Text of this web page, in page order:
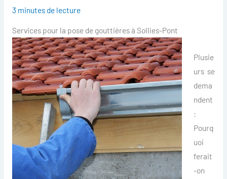
3 minutes de lecture
Services pour la pose de gouttières à Sollies-Pont
Plusie
urs se
dema
ndent
:
Pourq
uoi
ferait
-on